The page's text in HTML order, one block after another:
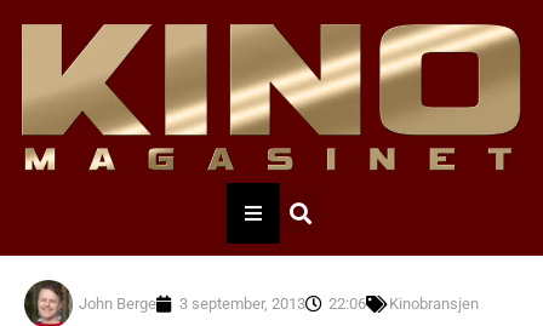
John Berge 3 september, 2013 22:06 Kinobransjen